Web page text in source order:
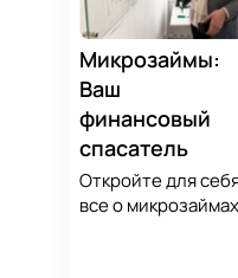
осознанный
который
поддержит вашу
финансовую
стабильность.
Микрозаймы:
Ваш
финансовый
спасатель
Откройте для
все о